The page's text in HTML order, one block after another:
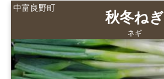
中富良野町
秋冬ねぎ
ネギ